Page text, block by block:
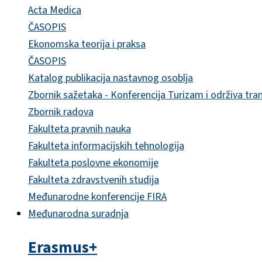
Acta Medica
ČASOPIS
Ekonomska teorija i praksa
ČASOPIS
Katalog publikacija nastavnog osoblja
Zbornik sažetaka - Konferencija Turizam i održiva
Zbornik radova
Fakulteta pravnih nauka
Fakulteta informacijskih tehnologija
Fakulteta poslovne ekonomije
Fakulteta zdravstvenih studija
Međunarodne konferencije FIRA
Međunarodna suradnja
Erasmus+